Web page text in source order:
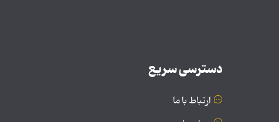
دسترسی سریع
ارتباط با ما